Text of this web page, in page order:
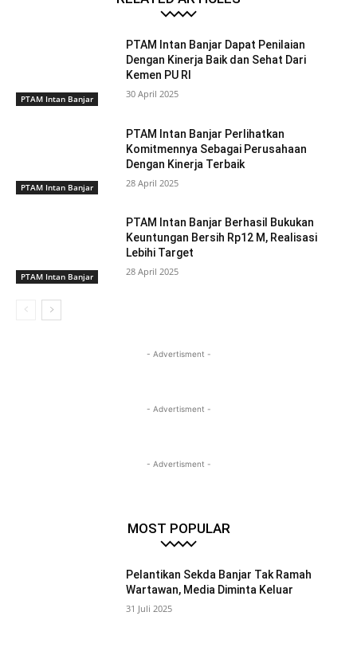
PTAM Intan Banjar
PTAM Intan Banjar Dapat Penilaian
Dengan Kinerja Baik dan Sehat Dari
Kemen PU RI
30 April 2025
PTAM Intan Banjar
PTAM Intan Banjar Perlihatkan
Komitmennya Sebagai Perusahaan
Dengan Kinerja Terbaik
28 April 2025
PTAM Intan Banjar
PTAM Intan Banjar Berhasil Bukukan
Keuntungan Bersih Rp12 M, Realisasi
Lebihi Target
28 April 2025
- Advertisment -
- Advertisment -
- Advertisment -
MOST POPULAR
Pelantikan Sekda Banjar Tak Ramah
Wartawan, Media Diminta Keluar
31 Juli 2025